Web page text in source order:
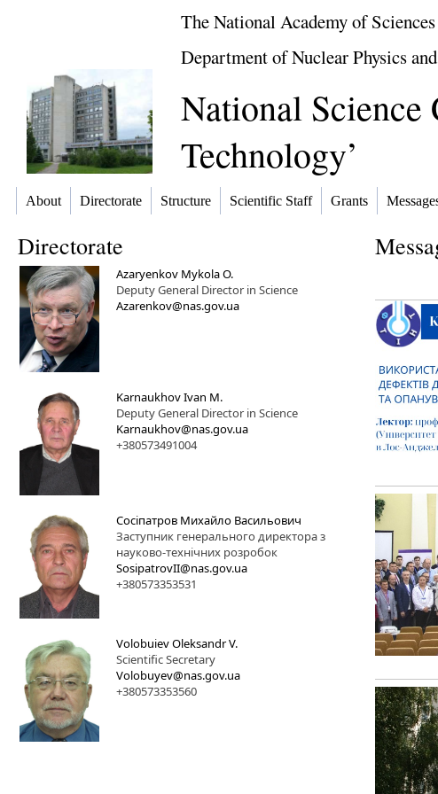
The National Academy of
Department of Nuclear Physics
National Science
Technology’
About Directorate Structure Scientific Staff Grants
Directorate
Azaryenkov Mykola O.
Deputy General Director in Science
Azarenkov@nas.gov.ua
Karnaukhov Ivan M.
Deputy General Director in Science
Karnaukhov@nas.gov.ua
+380573491004
Сосіпатров Михайло Васильович
Заступник генерального директора з
науково-технічних розробок
SosipatrovII@nas.gov.ua
+380573353531
Volobuiev Oleksandr V.
Scientific Secretary
Volobuyev@nas.gov.ua
+380573353560